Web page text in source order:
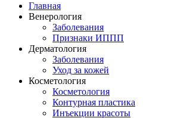
Главная
Венерология
Заболевания
Признаки ИППП
Дерматология
Заболевания
Уход за кожей
Косметология
Косметология
Контурная пластика
Инъекции красоты